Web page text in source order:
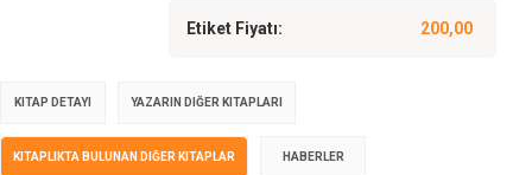
Etiket Fiyatı: 200,00
KITAP DETAYI YAZARIN DIĞER KITAPLARI
KITAPLIKTA BULUNAN DIĞER KITAPLAR HABERLER